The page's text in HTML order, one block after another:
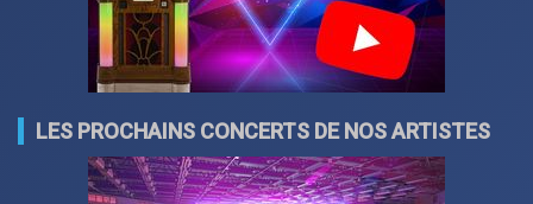
LES PROCHAINS CONCERTS DE NOS ARTISTES